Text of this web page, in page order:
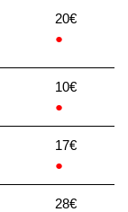
20€
●
10€
●
17€
●
28€